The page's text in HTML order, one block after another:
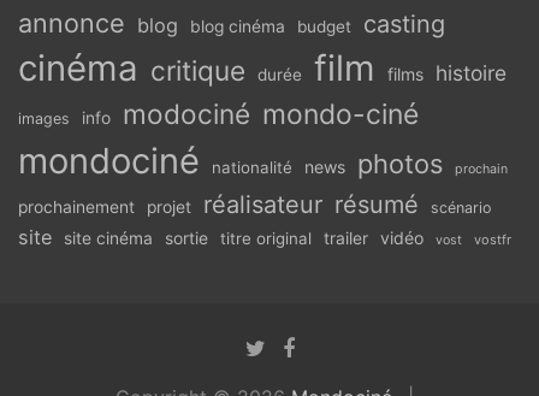
annonce blog blog cinéma budget casting
cinéma critique durée film films histoire
images info modociné mondo-ciné
mondociné nationalité news photos prochain
prochainement projet réalisateur résumé scénario
site site cinéma sortie titre original trailer vidéo vost vostfr